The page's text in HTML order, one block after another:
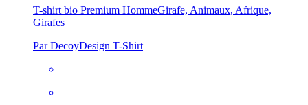
T-shirt bio Premium HommeGirafe, Animaux, Afrique,
Girafes
Par DecoyDesign T-Shirt